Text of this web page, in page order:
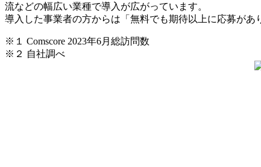
流などの幅広い業種で導入が広がっています。
導入した事業者の方からは「無料でも期待以上に応募が
※１ Comscore 2023年6月総訪問数
※２ 自社調べ